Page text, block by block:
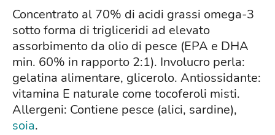
Concentrato al 70% di acidi grassi omega-3
sotto forma di trigliceridi ad elevato
assorbimento da olio di pesce (EPA e DHA
min. 60% in rapporto 2:1). Involucro perla:
gelatina alimentare, glicerolo. Antiossidante:
vitamina E naturale come tocoferoli misti.
Allergeni: Contiene pesce (alici, sardine),
soia.